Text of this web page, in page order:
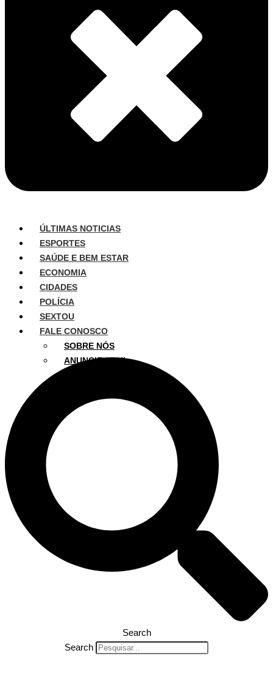
ÚLTIMAS NOTICIAS
ESPORTES
SAÚDE E BEM ESTAR
ECONOMIA
CIDADES
POLÍCIA
SEXTOU
FALE CONOSCO
SOBRE NÓS
ANUNCIE AQUI
Search
Search